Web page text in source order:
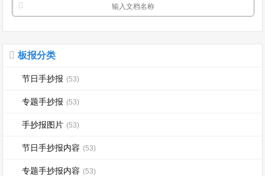
板报分类
节日手抄报 (53)
专题手抄报 (53)
手抄报图片 (53)
节日手抄报内容 (53)
专题手抄报内容 (53)